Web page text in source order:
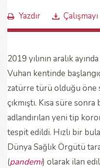
Yazdır
2019 yılının aralık
Vuhan kentinde
zatürre türü olduğu öne
çıkmıştı. Kısa süre
adlandırılan yeni tip
tespit edildi. Hızlı bir
Dünya Sağlık Örgütü
(pandemi) olarak ilan